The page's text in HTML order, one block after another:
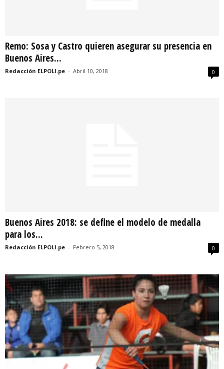
Remo: Sosa y Castro quieren asegurar su presencia en
Buenos Aires...
Redacción ELPOLI.pe - Abril 10, 2018 0
Buenos Aires 2018: se define el modelo de medalla
para los...
Redacción ELPOLI.pe - Febrero 5, 2018 0